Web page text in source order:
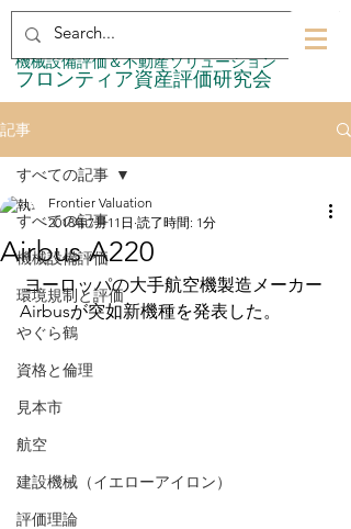
​フロンティア資産評価研究会
​機械設備評価＆不動産ソリューション
記事
すべての記事
機械設備評価
環境規制と評価
やぐら鶴
資格と倫理
見本市
航空
建設機械（イエローアイロン）
評価理論
すべての記事
Airbus A220
Frontier Valuation
2018年7月11日 読了時間: 1分
ヨーロッパの大手航空機製造メーカー
Airbusが突如新機種を発表した。